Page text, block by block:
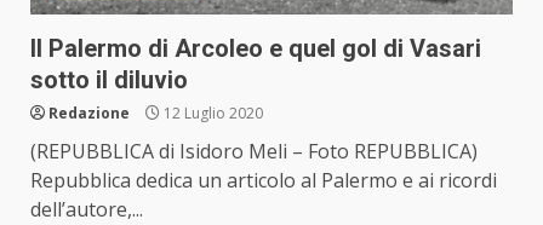
Il Palermo di Arcoleo e quel gol di Vasari
sotto il diluvio
Redazione 12 Luglio 2020
(REPUBBLICA di Isidoro Meli – Foto REPUBBLICA)
Repubblica dedica un articolo al Palermo e ai ricordi
dell’autore,...